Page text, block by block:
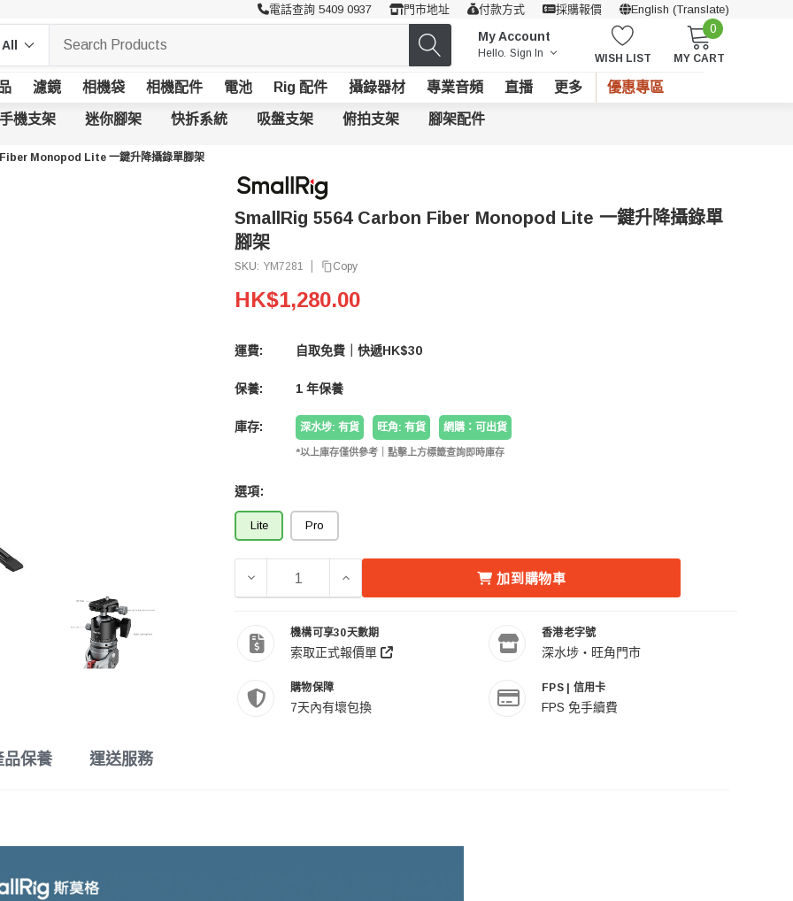
電話查詢 5409 0937 門市地址 付款方式 採購報價 English (Translate)
My Account
Hello. Sign In WISH LIST
0
MY CART
濾鏡 相機袋 相機配件 電池 Rig 配件 攝錄器材 專業音頻 直播 更多 優惠專區
機支架 迷你腳架 快拆系統 吸盤支架 俯拍支架 腳架配件
Monopod Lite 一鍵升降攝錄單腳架
SmallRig 5564 Carbon Fiber Monopod Lite 一鍵升降攝錄單
腳架
SKU: YM7281 Copy
HK$1,280.00
運費: 自取免費｜快遞HK$30
保養: 1 年保養
庫存: 深水埗: 有貨 旺角: 有貨 網購：可出貨
*以上庫存僅供參考｜點擊上方標籤查詢即時庫存
選項:
Lite Pro
減少 SMALLRIG 5564 CARBON FIBER MONOPOD LITE 一鍵升降攝錄單腳架 的數量
增加 SMALLRIG 5564 CARBON FIBER MONOPOD LITE 一鍵升降攝
加到購物車
機構可享30天數期
索取正式報價單
香港老字號
深水埗・旺角門市
購物保障
7天內有壞包換
FPS | 信用卡
FPS 免手續費
品保養 運送服務